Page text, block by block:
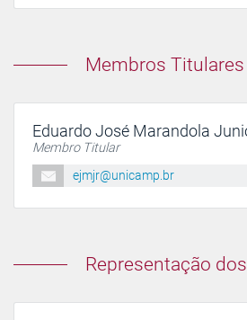
Membros Titulares
Eduardo José Marandola
Membro Titular
ejmjr@unicamp.br
Representação